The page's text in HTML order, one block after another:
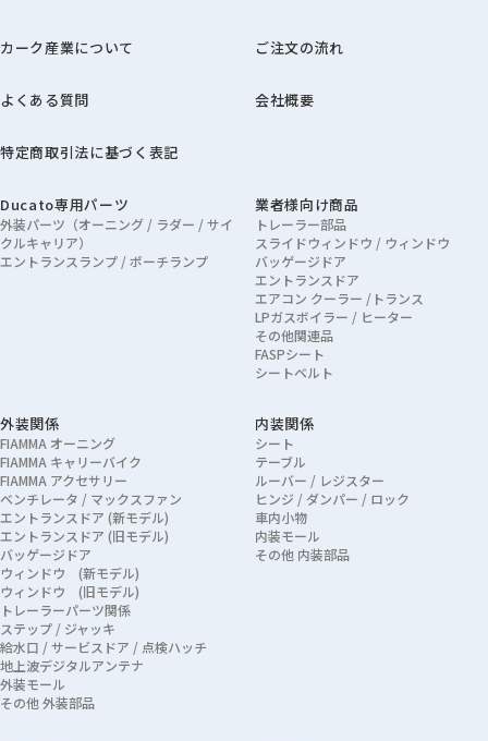
カーク産業について ご注文の流れ
よくある質問 会社概要
特定商取引法に基づく表記
Ducato専用パーツ
外装パーツ（オーニング / ラダー / サイ
クルキャリア）
エントランスランプ / ポーチランプ
業者様向け商品
トレーラー部品
スライドウィンドウ / ウィンドウ
バッゲージドア
エントランスドア
エアコン クーラー /トランス
LPガスボイラー / ヒーター
その他関連品
FASPシート
シートベルト
外装関係
FIAMMA オーニング
FIAMMA キャリーバイク
FIAMMA アクセサリー
ベンチレータ / マックスファン
エントランスドア (新モデル)
エントランスドア (旧モデル)
バッゲージドア
ウィンドウ (新モデル)
ウィンドウ (旧モデル)
トレーラーパーツ関係
ステップ / ジャッキ
給水口 / サービスドア / 点検ハッチ
地上波デジタルアンテナ
外装モール
その他 外装部品
内装関係
シート
テーブル
ルーバー / レジスター
ヒンジ / ダンパー / ロック
車内小物
内装モール
その他 内装部品